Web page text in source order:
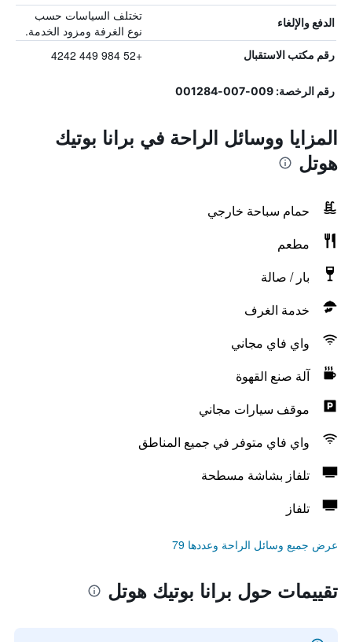
الدفع والإلغاء
تختلف السياسات حسب
نوع الغرفة ومزود الخدمة.
رقم مكتب الاستقبال +52 984 449 4242
رقم الرخصة: 009-007-001284
المزايا ووسائل الراحة في برانا بوتيك
هوتل
حمام سباحة خارجي
مطعم
بار / صالة
خدمة الغرف
واي فاي مجاني
آلة صنع القهوة
موقف سيارات مجاني
واي فاي متوفر في جميع المناطق
تلفاز بشاشة مسطحة
تلفاز
عرض جميع وسائل الراحة وعددها 79
تقييمات حول برانا بوتيك هوتل